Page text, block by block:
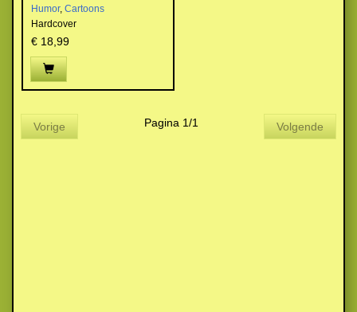
Humor, Cartoons
Hardcover
€ 18,99
Vorige Pagina 1/1 Volgende